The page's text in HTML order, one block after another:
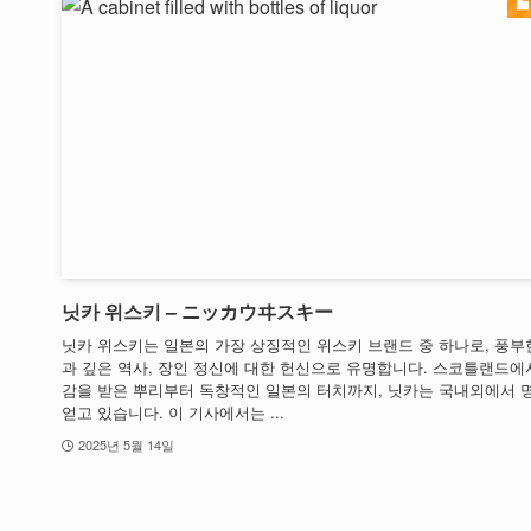
닛카 위스키 – ニッカウヰスキー
닛카 위스키는 일본의 가장 상징적인 위스키 브랜드 중 하나로, 풍부
과 깊은 역사, 장인 정신에 대한 헌신으로 유명합니다. 스코틀랜드에
감을 받은 뿌리부터 독창적인 일본의 터치까지, 닛카는 국내외에서
얻고 있습니다. 이 기사에서는 ...
2025년 5월 14일